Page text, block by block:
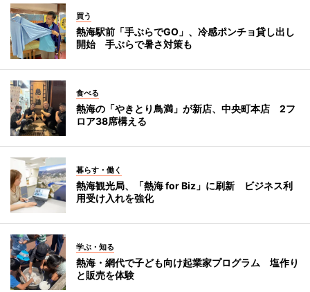
買う
熱海駅前「手ぶらでGO」、冷感ポンチョ貸し出し
開始 手ぶらで暑さ対策も
食べる
熱海の「やきとり鳥満」が新店、中央町本店 2フ
ロア38席構える
暮らす・働く
熱海観光局、「熱海 for Biz」に刷新 ビジネス利
用受け入れを強化
学ぶ・知る
熱海・網代で子ども向け起業家プログラム 塩作り
と販売を体験